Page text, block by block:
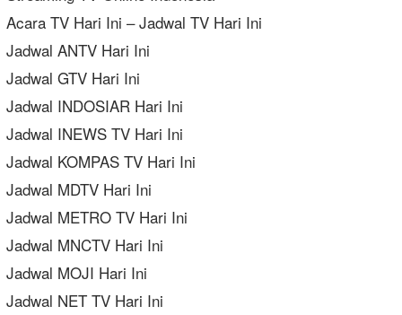
Acara TV Hari Ini – Jadwal TV Hari Ini
Jadwal ANTV Hari Ini
Jadwal GTV Hari Ini
Jadwal INDOSIAR Hari Ini
Jadwal INEWS TV Hari Ini
Jadwal KOMPAS TV Hari Ini
Jadwal MDTV Hari Ini
Jadwal METRO TV Hari Ini
Jadwal MNCTV Hari Ini
Jadwal MOJI Hari Ini
Jadwal NET TV Hari Ini